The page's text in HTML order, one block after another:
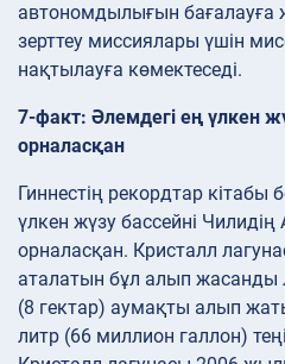
автономдылығын
зерттеу миссиялары үшін
нақтылауға көмектеседі.
7-факт: Әлемдегі ең үлкен
орналасқан
Гиннестің рекордтар кітабы
үлкен жүзу бассейні
орналасқан. Кристалл
аталатын бұл алып
(8 гектар) аумақты алып
литр (66 миллион галлон)